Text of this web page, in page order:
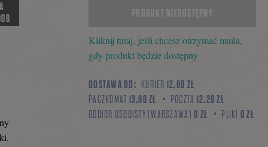
PRODUKT NIEDOSTĘPNY
Kliknij tutaj, jeśli chcesz otrzymać maila,
gdy produkt będzie dostępny
DOSTAWA OD: KURIER 12,60 ZŁ
PACZKOMAT 13,90 ZŁ POCZTA 12,20 ZŁ
ODBIÓR OSOBISTY (WARSZAWA) 0 ZŁ PLIKI 0 ZŁ